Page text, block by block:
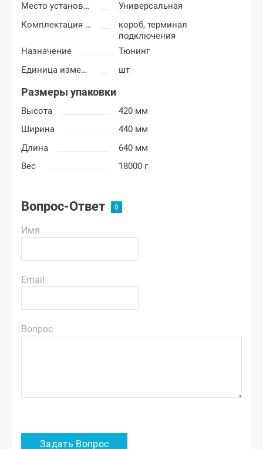
Место установки короба
Универсальная
Комплектация короба
короб, терминал
подключения
Назначение
Тюнинг
Единица измерения
шт
Размеры упаковки
Высота
420 мм
Ширина
440 мм
Длина
640 мм
Вес
18000 г
Вопрос-Ответ
Имя
Email
Вопрос